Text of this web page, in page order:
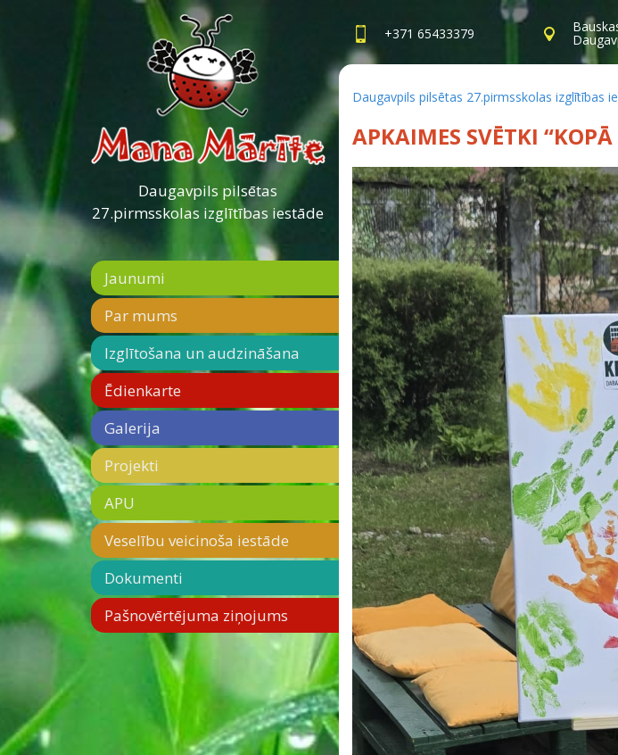
Daugavpils pilsētas
27.pirmsskolas izglītības iestāde
+371 65433379
Jaunumi
Par mums
Izglītošana un audzināšana
Ēdienkarte
Galerija
Projekti
APU
Veselību veicinoša iestāde
Dokumenti
Pašnovērtējuma ziņojums
Daugavpils pilsētas 27.pirmsskolas izglītības
APKAIMES SVĒTKI